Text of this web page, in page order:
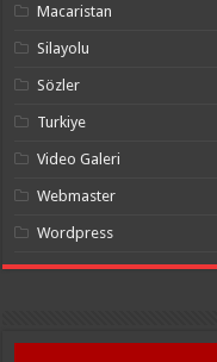
Macaristan
Silayolu
Sözler
Turkiye
Video Galeri
Webmaster
Wordpress